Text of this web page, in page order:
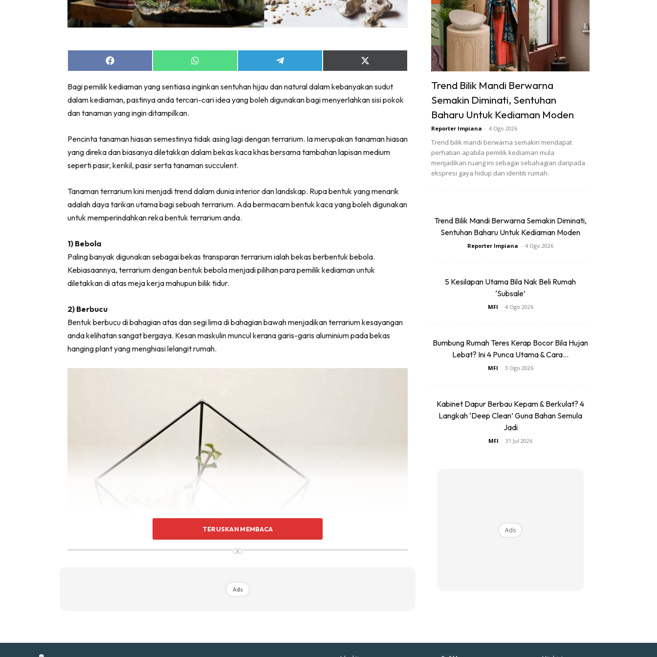
Bilik Tidur
Dapur
Ruang Makan
Destinasi
Hotel
Kafe
Landed
Video
Beli Di Mana
Ilham Impiana 360
Ilham Impiana Inspirasi Selebriti
Casa Impiana
Sembang Dekor
Sembang Laman
Tip Laman
Share
on
Share
on
Share
on
Share
on
(Twitter)
Bagi pemilik kediaman yang sentiasa inginkan sentuhan hijau dan natural dalam kebanyakan sudut
dalam kediaman, pastinya anda tercari-cari idea yang boleh digunakan bagi menyerlahkan sisi pokok
dan tanaman yang ingin ditampilkan.
Pencinta tanaman hiasan semestinya tidak asing lagi dengan terrarium. Ia merupakan tanaman hiasan
yang direka dan biasanya diletakkan dalam bekas kaca khas bersama tambahan lapisan medium
seperti pasir, kerikil, pasir serta tanaman succulent.
Tanaman terrarium kini menjadi trend dalam dunia interior dan landskap. Rupa bentuk yang menarik
adalah daya tarikan utama bagi sebuah terrarium. Ada bermacam bentuk kaca yang boleh digunakan
untuk memperindahkan reka bentuk terrarium anda.
1) Bebola
Paling banyak digunakan sebagai bekas transparan terrarium ialah bekas berbentuk bebola.
Kebiasaannya, terrarium dengan bentuk bebola menjadi pilihan para pemilik kediaman untuk
diletakkan di atas meja kerja mahupun bilik tidur.
2) Berbucu
Bentuk berbucu di bahagian atas dan segi lima di bahagian bawah menjadikan terrarium kesayangan
anda kelihatan sangat bergaya. Kesan maskulin muncul kerana garis-garis aluminium pada bekas
hanging plant yang menghiasi lelangit rumah.
Tambahan pula, rantai bahagian atas, terrarium jenis ini boleh berubah menjadi dekorasi hanging plant
TERUSKAN MEMBACA
∞
Ads
Trend Bilik Mandi Berwarna
Semakin Diminati, Sentuhan
Baharu Untuk Kediaman Moden
Reporter Impiana - 4 Ogo 2026
Trend bilik mandi berwarna semakin mendapat
perhatian apabila pemilik kediaman mula
menjadikan ruang ini sebagai sebahagian daripada
ekspresi gaya hidup dan identiti rumah.
Trend Bilik Mandi Berwarna Semakin Diminati,
Sentuhan Baharu Untuk Kediaman Moden
Reporter Impiana - 4 Ogo 2026
5 Kesilapan Utama Bila Nak Beli Rumah
‘Subsale’
MFI - 4 Ogo 2026
Bumbung Rumah Teres Kerap Bocor Bila Hujan
Lebat? Ini 4 Punca Utama & Cara...
MFI - 3 Ogo 2026
Kabinet Dapur Berbau Kepam & Berkulat? 4
Langkah ‘Deep Clean’ Guna Bahan Semula
Jadi
MFI - 31 Jul 2026
Ads